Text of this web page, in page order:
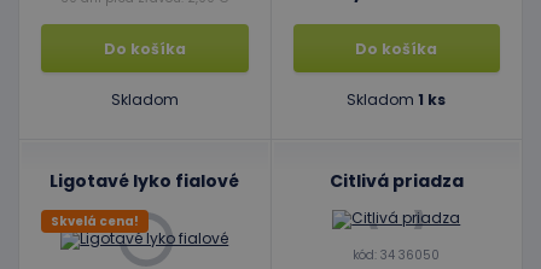
Do košíka
Skladom
Do košíka
Skladom 1 ks
Ligotavé lyko fialové
Skvelá cena!
Citlivá priadza
kód: 34 36050